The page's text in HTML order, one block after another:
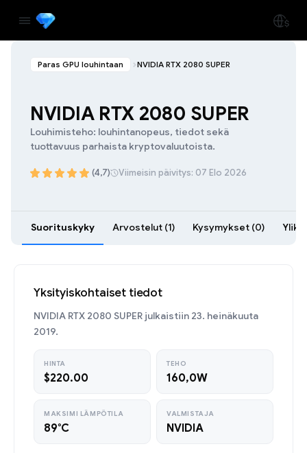
Paras GPU louhintaan NVIDIA RTX 2080 SUPER
NVIDIA RTX 2080 SUPER
Louhimisteho: louhintanopeus, tiedot sekä
tuottavuus parhaista kryptovaluutoista.
(4,7) Viimeisin päivitys: 07 Elo 2026
Suorituskyky Arvostelut (1) Kysymykset (0)
Yksityiskohtaiset tiedot
NVIDIA RTX 2080 SUPER julkaistiin 23. heinäkuuta
2019.
HINTA
$220.00
TEHO
160,0W
MAKSIMI LÄMPÖTILA
89°C
VALMISTAJA
NVIDIA